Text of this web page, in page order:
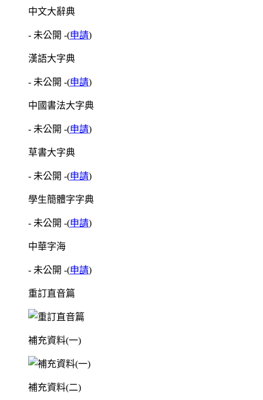
中文大辭典
- 未公開 -(申請)
漢語大字典
- 未公開 -(申請)
中國書法大字典
- 未公開 -(申請)
草書大字典
- 未公開 -(申請)
學生簡體字字典
- 未公開 -(申請)
中華字海
- 未公開 -(申請)
重訂直音篇
補充資料(一)
補充資料(二)